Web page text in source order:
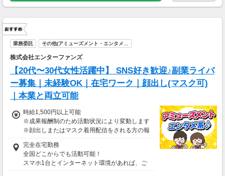
業務委託 その他(アミューズメント・エンタメ…
株式会社エンターファンズ
【20代〜30代女性活躍中】 SNS好き歓迎♪副業ライバ
ー募集｜未経験OK｜在宅ワーク｜顔出し(マスク可)
｜本業と両立可能
時給1,500円以上可能
※成果報酬制のため活動状況により変動します
※顔出しまたはマスク着用配信をされる方の報
酬基準となります
【収入例】
■事務職Aさん（週3日・月50時間程度）
月収8万円～15万円
完全在宅勤務
全国どこからでも活動可能！
スマホ1台とインターネット環境があれば、ご
自宅からスタートできます。